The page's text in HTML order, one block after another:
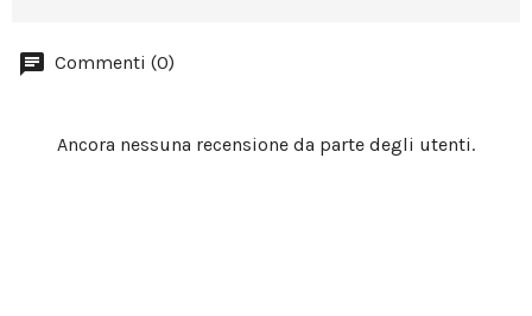
Commenti (0)
Ancora nessuna recensione da parte degli utenti.